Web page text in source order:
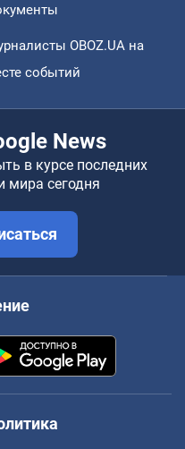
OBOZ.UA на
событий
News
в курсе последних
мира сегодня